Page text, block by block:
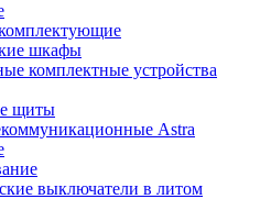
шкафы
комплектные устройства
щиты
Astra
выключатели в литом